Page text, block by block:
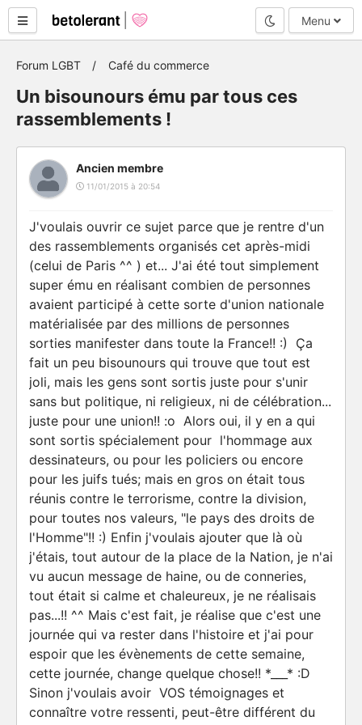
Mode nuit
Menu
Forum LGBT Café du commerce
Un bisounours ému par tous ces
rassemblements !
Ancien membre
11/01/2015 à 20:54
J'voulais ouvrir ce sujet parce que je rentre d'un
des rassemblements organisés cet après-midi
(celui de Paris ^^ ) et... J'ai été tout simplement
super ému en réalisant combien de personnes
avaient participé à cette sorte d'union nationale
matérialisée par des millions de personnes
sorties manifester dans toute la France!! :) Ça
fait un peu bisounours qui trouve que tout est
joli, mais les gens sont sortis juste pour s'unir
sans but politique, ni religieux, ni de célébration...
juste pour une union!! :o Alors oui, il y en a qui
sont sortis spécialement pour l'hommage aux
dessinateurs, ou pour les policiers ou encore
pour les juifs tués; mais en gros on était tous
réunis contre le terrorisme, contre la division,
pour toutes nos valeurs, "le pays des droits de
l'Homme"!! :) Enfin j'voulais ajouter que là où
j'étais, tout autour de la place de la Nation, je n'ai
vu aucun message de haine, ou de conneries,
tout était si calme et chaleureux, je ne réalisais
pas...!! ^^ Mais c'est fait, je réalise que c'est une
journée qui va rester dans l'histoire et j'ai pour
espoir que les évènements de cette semaine,
cette journée, change quelque chose!! *___* :D
Sinon j'voulais avoir VOS témoignages et
connaître votre ressenti, peut-être différent du